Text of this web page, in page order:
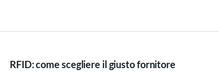
RFID: come scegliere il giusto fornitore